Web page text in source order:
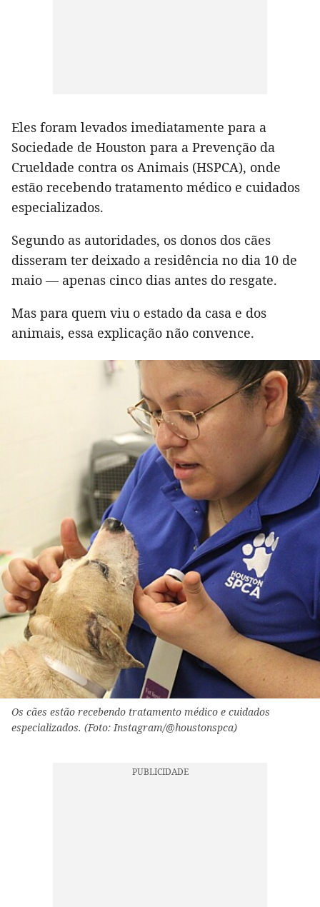
Eles foram levados imediatamente para a
Sociedade de Houston para a Prevenção da
Crueldade contra os Animais (HSPCA), onde
estão recebendo tratamento médico e cuidados
especializados.
Segundo as autoridades, os donos dos cães
disseram ter deixado a residência no dia 10 de
maio — apenas cinco dias antes do resgate.
Mas para quem viu o estado da casa e dos
animais, essa explicação não convence.
Os cães estão recebendo tratamento médico e cuidados
especializados. (Foto: Instagram/@houstonspca)